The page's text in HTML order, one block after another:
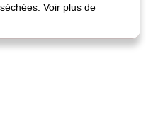
Voir plus de